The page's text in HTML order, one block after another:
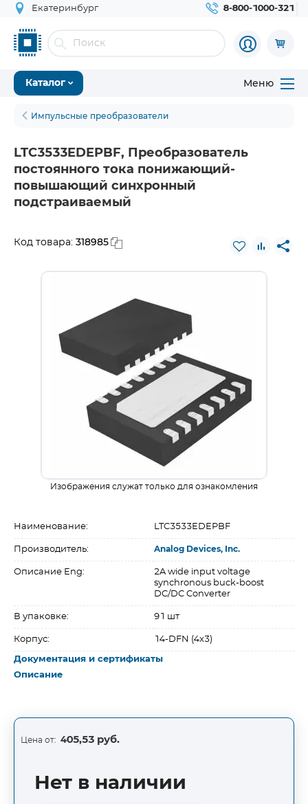
Екатеринбург 8-800-1000-321
Каталог Меню
Импульсные преобразователи
LTC3533EDEPBF, Преобразователь
постоянного тока понижающий-
повышающий синхронный
подстраиваемый
Код товара: 318985
Изображения служат только для ознакомления
Наименование: LTC3533EDEPBF
Производитель: Analog Devices, Inc.
Описание Eng:
2A wide input voltage
synchronous buck-boost
DC/DC Converter
В упаковке: 91 шт
Корпус: 14-DFN (4x3)
Документация и сертификаты
Описание
Цена от: 405,53 руб.
Нет в наличии